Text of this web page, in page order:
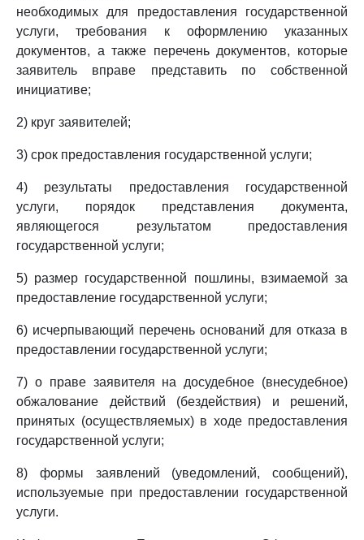
необходимых для предоставления государственной
услуги, требования к оформлению указанных
документов, а также перечень документов, которые
заявитель вправе представить по собственной
инициативе;
2) круг заявителей;
3) срок предоставления государственной услуги;
4) результаты предоставления государственной
услуги, порядок представления документа,
являющегося результатом предоставления
государственной услуги;
5) размер государственной пошлины, взимаемой за
предоставление государственной услуги;
6) исчерпывающий перечень оснований для отказа в
предоставлении государственной услуги;
7) о праве заявителя на досудебное (внесудебное)
обжалование действий (бездействия) и решений,
принятых (осуществляемых) в ходе предоставления
государственной услуги;
8) формы заявлений (уведомлений, сообщений),
используемые при предоставлении государственной
услуги.